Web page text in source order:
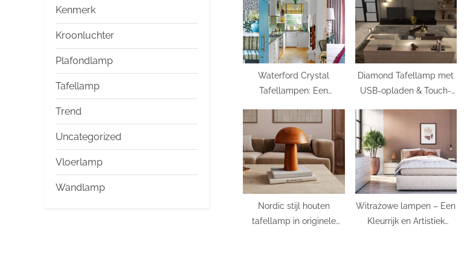
P
o
s
t
Waterford Crystal
Tafellampen: Een
aan Je Interieur
Diamond Tafellamp met
USB-opladen & Touch-
verlichting voor elke
ruimte
Nordic stijl houten
tafellamp in originele
Witrażowe lampen – Een
Kleurrijk en Artistiek
Kenmerk
Kroonluchter
Plafondlamp
Tafellamp
Trend
Uncategorized
Vloerlamp
Wandlamp